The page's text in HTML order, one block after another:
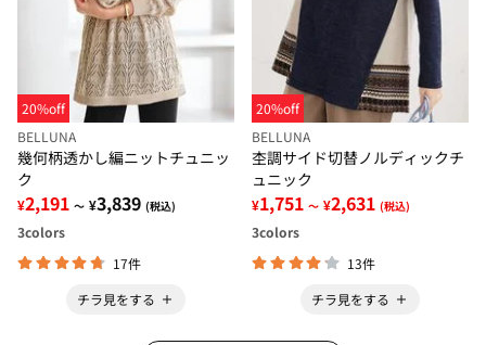
20%off
BELLUNA
幾何柄透かし編ニットチュニッ
ク
¥2,191 ～ ¥3,839 (税込)
3colors
17件
チラ見をする
20%off
BELLUNA
杢調サイド切替ノルディックチ
ュニック
¥1,751 ～ ¥2,631 (税込)
3colors
13件
チラ見をする